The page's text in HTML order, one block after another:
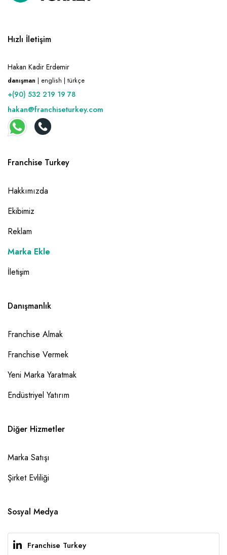
Hızlı İletişim
Hakan Kadir Erdemir
danışman | english | türkçe
+(90) 532 219 19 78
hakan@franchiseturkey.com
Franchise Turkey
Hakkımızda
Ekibimiz
Reklam
Marka Ekle
İletişim
Danışmanlık
Franchise Almak
Franchise Vermek
Yeni Marka Yaratmak
Endüstriyel Yatırım
Diğer Hizmetler
Marka Satışı
Şirket Evliliği
Sosyal Medya
Franchise Turkey